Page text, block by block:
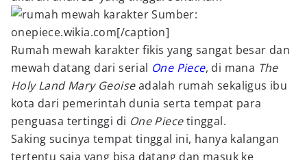
Sumber:
onepiece.wikia.com[/caption]
Rumah mewah karakter fikis yang sangat besar dan
mewah datang dari serial One Piece, di mana The
Holy Land Mary Geoiseadalah rumah sekaligus ibu
kota dari pemerintah dunia serta tempat para
penguasa tertinggi di One Piecetinggal.
Saking sucinya tempat tinggal ini, hanya kalangan
tertentu saja yang bisa datang dan masuk ke